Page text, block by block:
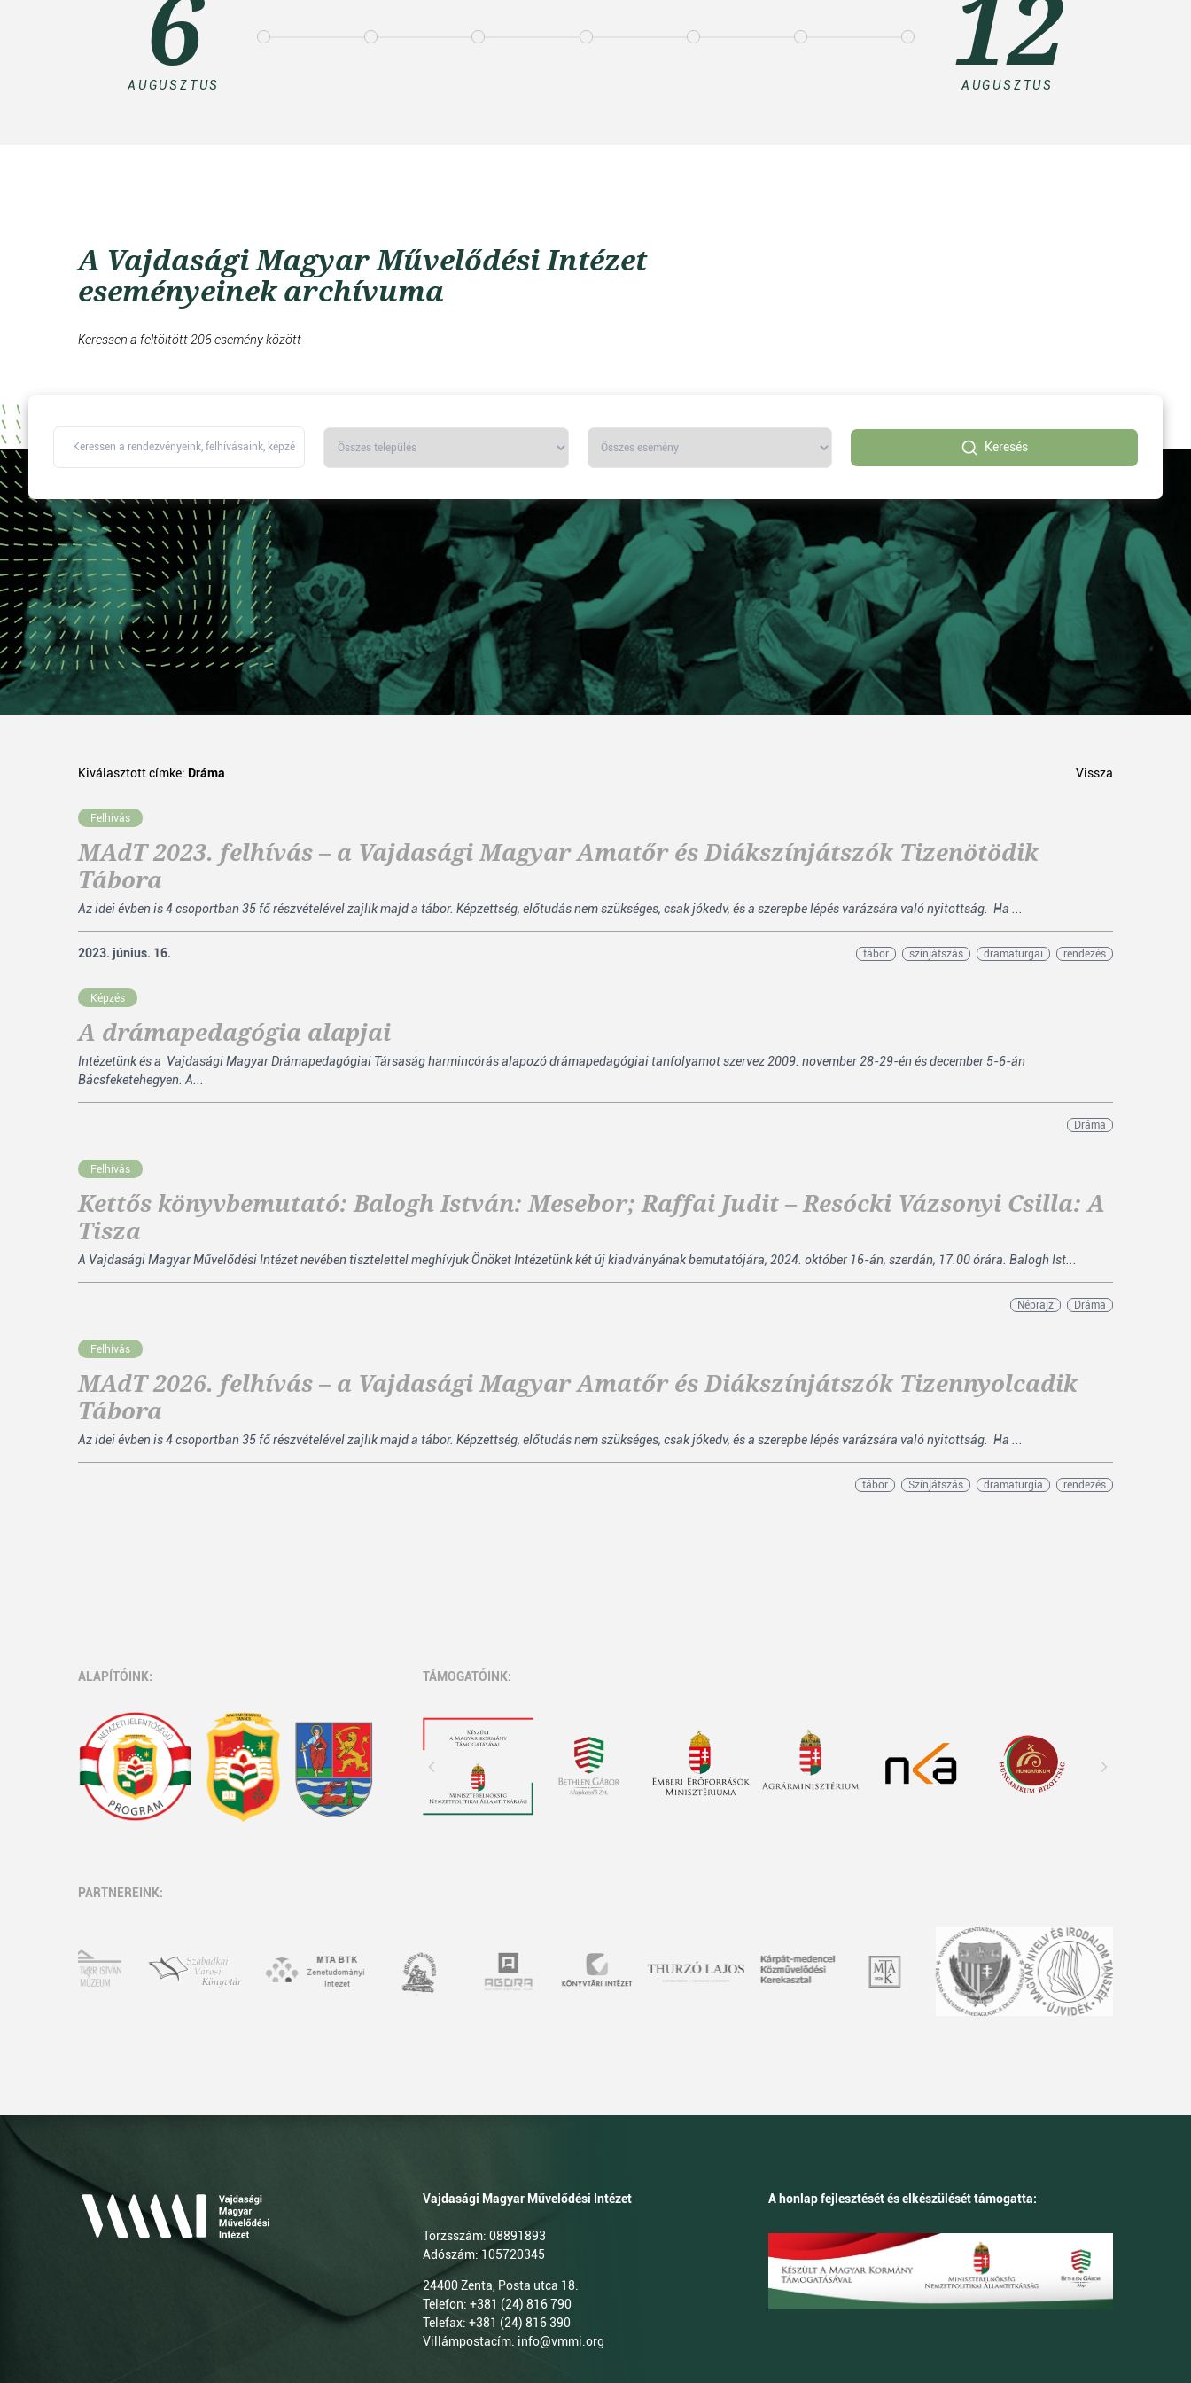
AUGUSZTUS AUGUSZTUS
A Vajdasági Magyar Művelődési Intézet
eseményeinek archívuma
Keressen a feltöltött 206 esemény között
Keresés
Kiválasztott címke: Dráma Vissza
Felhívás
MAdT 2023. felhívás – a Vajdasági Magyar Amatőr és Diákszínjátszók Tizenötödik
Tábora
Az idei évben is 4 csoportban 35 fő részvételével zajlik majd a tábor. Képzettség, előtudás nem szükséges, csak jókedv, és a szerepbe lépés varázsára való nyitottság. Ha ...
2023. június. 16. tábor színjátszás dramaturgai rendezés
Képzés
A drámapedagógia alapjai
Intézetünk és a Vajdasági Magyar Drámapedagógiai Társaság harmincórás alapozó drámapedagógiai tanfolyamot szervez 2009. november 28-29-én és december 5-6-án
Bácsfeketehegyen. A...
Dráma
Felhívás
Kettős könyvbemutató: Balogh István: Mesebor; Raffai Judit – Resócki Vázsonyi Csilla: A
Tisza
A Vajdasági Magyar Művelődési Intézet nevében tisztelettel meghívjuk Önöket Intézetünk két új kiadványának bemutatójára, 2024. október 16-án, szerdán, 17.00 órára. Balogh Ist...
Néprajz Dráma
Felhívás
MAdT 2026. felhívás – a Vajdasági Magyar Amatőr és Diákszínjátszók Tizennyolcadik
Tábora
Az idei évben is 4 csoportban 35 fő részvételével zajlik majd a tábor. Képzettség, előtudás nem szükséges, csak jókedv, és a szerepbe lépés varázsára való nyitottság. Ha ...
tábor Színjátszás dramaturgia rendezés
ALAPÍTÓINK: TÁMOGATÓINK:
PARTNEREINK:
Vajdasági Magyar Művelődési Intézet
Törzsszám: 08891893
Adószám: 105720345
24400 Zenta, Posta utca 18.
Telefon: +381 (24) 816 790
Telefax: +381 (24) 816 390
Villámpostacím: info@vmmi.org
A honlap fejlesztését és elkészülését támogatta: